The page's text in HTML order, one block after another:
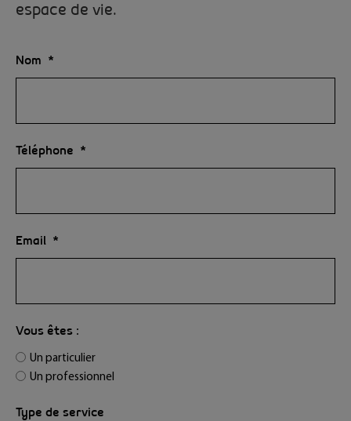
espace de vie.
Nom
Téléphone
Email
Vous êtes :
Un particulier
Un professionnel
Type de service